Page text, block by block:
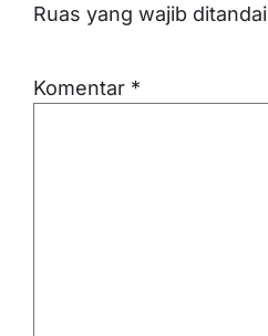
Ruas yang wajib ditandai
Komentar *